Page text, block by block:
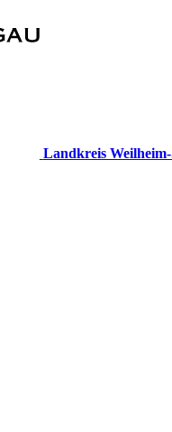
Landkreis